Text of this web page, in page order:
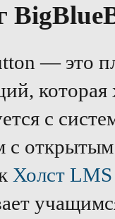
— это
с
с
Холст LMS